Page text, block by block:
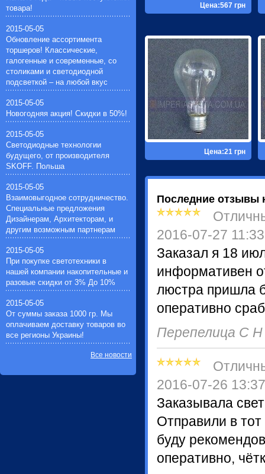
Цена:567 грн
Цена:21 грн
Последние отзывы
2016-07-27 11:33
Заказал я 18
информативен
люстра пришла
оперативно
Перепелица С
2016-07-26 13:37
Заказывала
Отправили в
буду
оперативно,
Импульсные зажигающие
Устройства защиты галогенных
ламп(1)
товара!
2015-05-05
Обновление ассортимента
торшеров! Классические,
галогенные и современные, со
столиками и светодиодной
подсветкой – на любой вкус
2015-05-05
Новогодняя акция! Скидки в 50%!
2015-05-05
Светодиодные технологии
будущего, от производителя
SKOFF. Польша
2015-05-05
Взаимовыгодное сотрудничество.
Специальные предложения
Дизайнерам, Архитекторам, и
другим возможным партнерам
2015-05-05
При покупке светотехники в
нашей компании накопительные и
разовые скидки от 3% До 10%
2015-05-05
От суммы заказа 1000 гр. Мы
оплачиваем доставку товаров во
все регионы Украины!
Все новости